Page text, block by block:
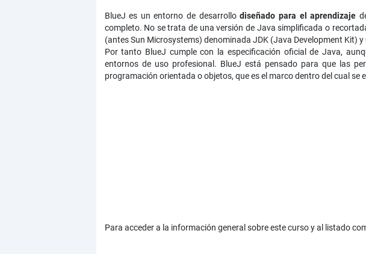
BlueJ es un entorno de desarrollodiseñado para el aprendizaje
completo. No se trata de una versión de Java simplificada o
(antes Sun Microsystems) denominada JDK (Java Development Kit)
Por tanto BlueJ cumple con la especificación oficial de Java,
entornos de uso profesional. BlueJ está pensado para que las
programación orientada o objetos, que es el marco dentro del cual se
Para acceder a la información general sobre este curso y al listado